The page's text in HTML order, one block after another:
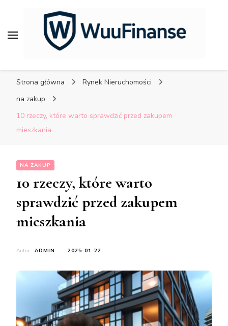
porady dla bezpiecznych
finansów.
porady dla bezpiecznych
Strona główna
Rynek Nieruchomości
na zakup
10 rzeczy, które warto sprawdzić przed zakupem
mieszkania
NA ZAKUP
10 rzeczy, które warto
sprawdzić przed zakupem
mieszkania
Autor: ADMIN 2025-01-22